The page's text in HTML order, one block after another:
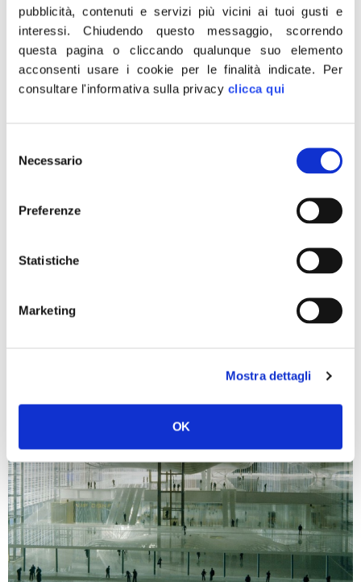
pubblicità, contenuti e servizi più vicini ai tuoi gusti e
interessi.Chiudendo questo messaggio, scorrendo
questa pagina o cliccando qualunque suo elemento
acconsenti usare i cookie per le finalità indicate. Per
consultare l'informativa sulla privacy clicca qui
delNecessario
Preferenze
Statistiche
Marketing
Mostra dettagli
OK
Anche quest’anno si rinnova la tradizione del calendario
di Fratelli d’Italia – Alleanza Nazionale. Il partito guidato
alle ore 12.00 c/o la sede di Fratelli d’Italia – An Napoli
(centro direzionale, Isola F4, 13° piano)la presentazione
l’occasione per fare un resoconto sulle […]
Nuvola Fuksas, Rampelli: